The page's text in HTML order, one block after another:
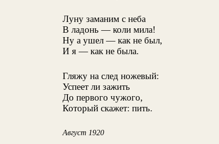
Луну заманим с неба
В ладонь — коли мила!
Ну а ушел — как не был,
И я — как не была.
Гляжу на след ножевый:
Успеет ли зажить
До первого чужого,
Который скажет: пить.
Август 1920